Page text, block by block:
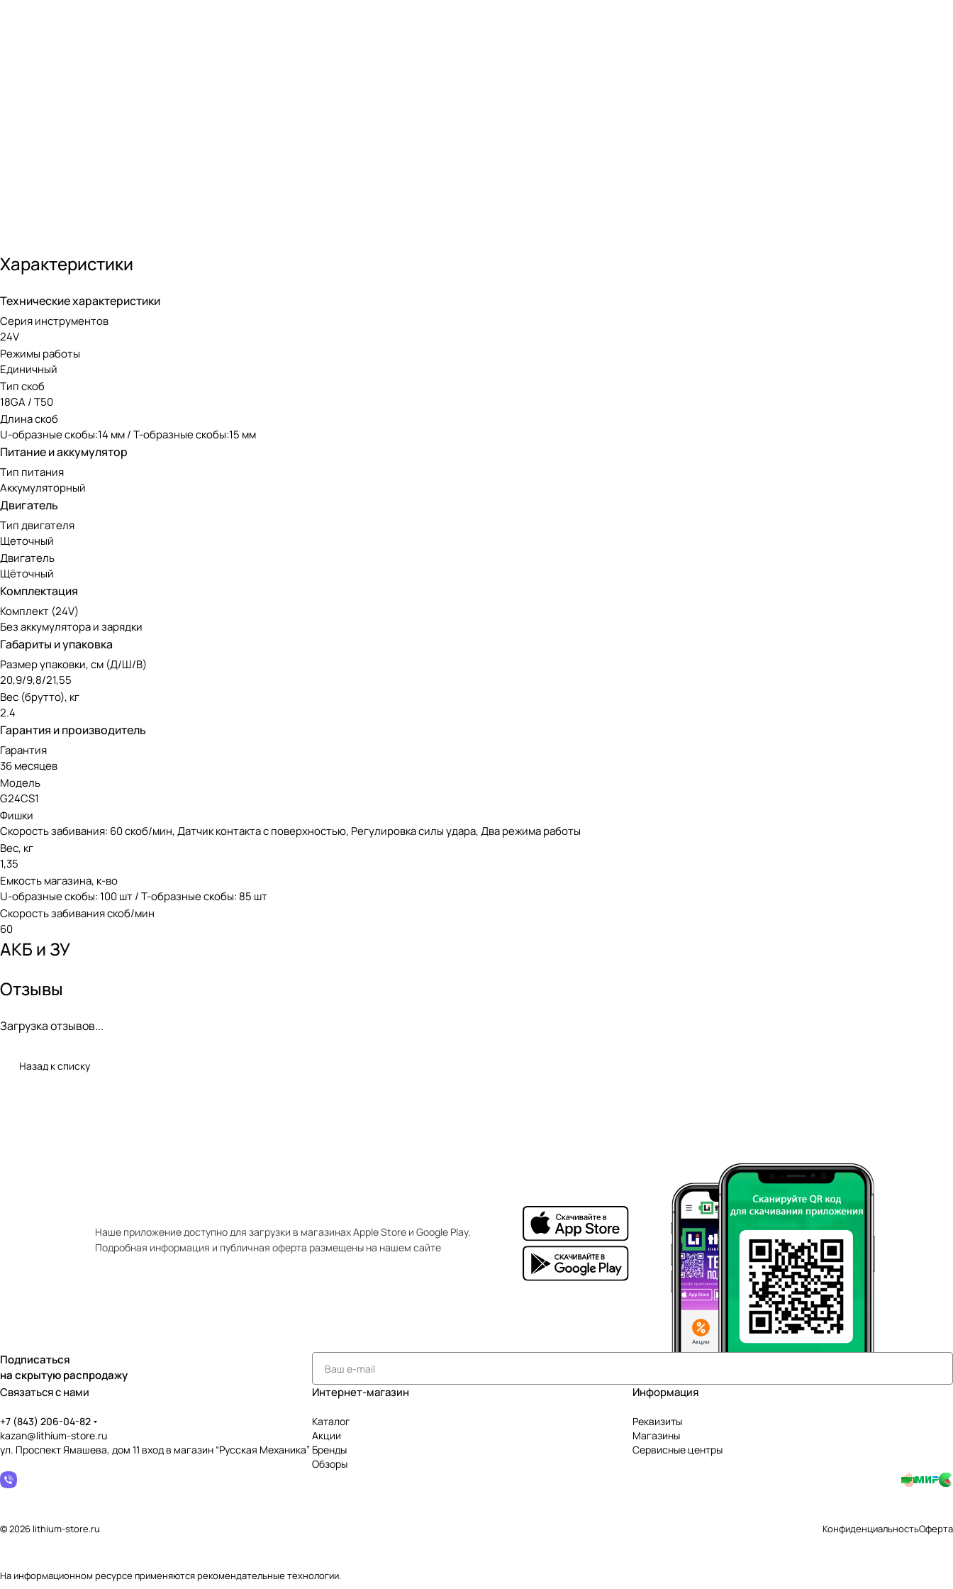
Характеристики
Технические характеристики
Серия инструментов
24V
Режимы работы
Единичный
Тип скоб
18GA / Т50
Длина скоб
U-образные скобы:14 мм / Т-образные скобы:15 мм
Питание и аккумулятор
Тип питания
Аккумуляторный
Двигатель
Тип двигателя
Щеточный
Двигатель
Щёточный
Комплектация
Комплект (24V)
Без аккумулятора и зарядки
Габариты и упаковка
Размер упаковки, см (Д/Ш/В)
20,9/9,8/21,55
Вес (брутто), кг
2.4
Гарантия и производитель
Гарантия
36 месяцев
Модель
G24CS1
Фишки
Скорость забивания: 60 скоб/мин, Датчик контакта с поверхностью, Регулировка силы удара, Два режима работы
Вес, кг
1,35
Емкость магазина, к-во
U-образные скобы: 100 шт / Т-образные скобы: 85 шт
Скорость забивания скоб/мин
60
АКБ и ЗУ
Отзывы
Загрузка отзывов...
Назад к списку
Наше приложение доступно для загрузки в магазинах Apple Store и Google Play.
Подробная информация и публичная оферта размещены на нашем сайте
Подписаться
на скрытую распродажу
Связаться с нами
+7 (843) 206-04-82
kazan@lithium-store.ru
ул. Проспект Ямашева, дом 11 вход в магазин “Русская Механика”
Интернет-магазин
Каталог
Акции
Бренды
Обзоры
Информация
Реквизиты
Магазины
Сервисные центры
© 2026 lithium-store.ru КонфиденциальностьОферта
На информационном ресурсе применяютсярекомендательные технологии.